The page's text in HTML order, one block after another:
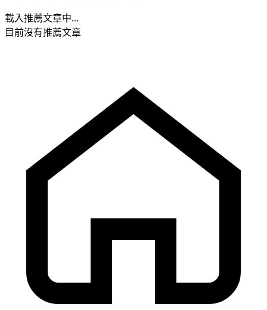
載入推薦文章中...
目前沒有推薦文章